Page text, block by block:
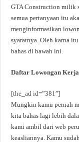
GTA Construction milik
semua pertanyaan itu
menginformasikan
syaratnya. Oleh karna
bahas di bawah ini.
Daftar Lowongan
[the_ad id=”381″]
Mungkin kamu pernah
kita bahas lagi lebih
kami ambil dari web
keasliannya. Kamu